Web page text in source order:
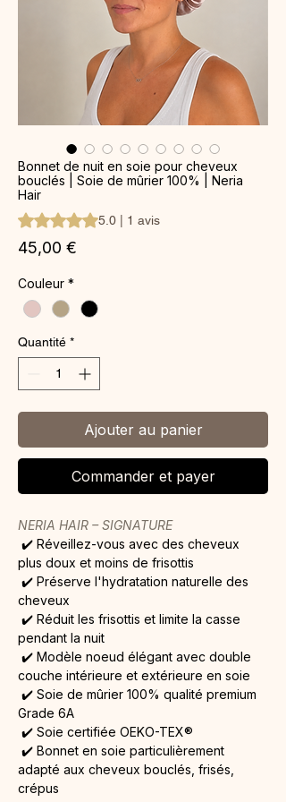
Bonnet de nuit en soie pour cheveux
bouclés | Soie de mûrier 100% | Neria
Hair
La note est de 5.0 sur cinq étoiles selon 1
5.0 | 1 avis
45,00 €
Couleur *
Quantité *
Ajouter au panier
Commander et payer
NERIA HAIR – SIGNATURE
✔️ Réveillez-vous avec des cheveux
plus doux et moins de frisottis
cheveux
pendant la nuit
couche intérieure et extérieure en soie
Grade 6A
✔️ Soie certifiée OEKO-TEX®
adapté aux cheveux bouclés, frisés,
crépus